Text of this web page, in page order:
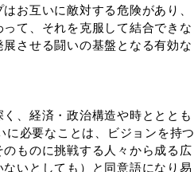
お互いに敵対する危険があり、
て、それを克服して結合できな
させる闘いの基盤となる有効な
、経済・政治構造や時とととも
必要なことは、ビジョンを持つ
ものに挑戦する人々から成る広
いとしても）と同意語になり易